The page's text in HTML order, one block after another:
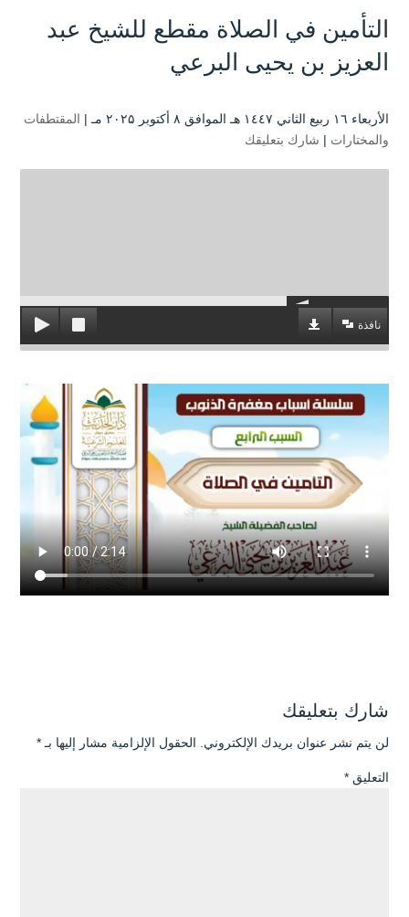
التأمين في الصلاة مقطع للشيخ عبد
العزيز بن يحيى البرعي
الأربعاء ۱٦ ربيع الثاني ۱٤٤۷ هـ الموافق ۸ أكتوبر ۲۰۲۵ مـ |
المقتطفات
والمختارات | شارك بتعليقك
نافذة
شارك بتعليقك
لن يتم نشر عنوان بريدك الإلكتروني. الحقول الإلزامية مشار إليها بـ *
التعليق *